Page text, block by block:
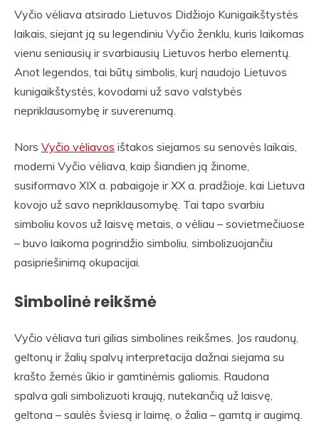
Vyčio vėliava atsirado Lietuvos Didžiojo Kunigaikštystės
laikais, siejant ją su legendiniu Vyčio ženklu, kuris laikomas
vienu seniausių ir svarbiausių Lietuvos herbo elementų.
Anot legendos, tai būtų simbolis, kurį naudojo Lietuvos
kunigaikštystės, kovodami už savo valstybės
nepriklausomybę ir suverenumą.
Nors Vyčio vėliavos ištakos siejamos su senovės laikais,
moderni Vyčio vėliava, kaip šiandien ją žinome,
susiformavo XIX a. pabaigoje ir XX a. pradžioje, kai Lietuva
kovojo už savo nepriklausomybę. Tai tapo svarbiu
simboliu kovos už laisvę metais, o vėliau – sovietmečiuose
– buvo laikoma pogrindžio simboliu, simbolizuojančiu
pasipriešinimą okupacijai.
Simbolinė reikšmė
Vyčio vėliava turi gilias simbolines reikšmes. Jos raudonų,
geltonų ir žalių spalvų interpretacija dažnai siejama su
krašto žemės ūkio ir gamtinėmis galiomis. Raudona
spalva gali simbolizuoti kraują, nutekančią už laisvę,
geltona – saulės šviesą ir laimę, o žalia – gamtą ir augimą.